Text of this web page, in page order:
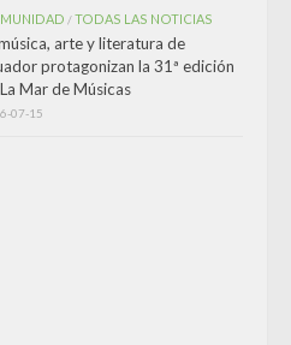
/TODAS LAS NOTICIAS
arte y literatura de
protagonizan la 31ª edición
Mar de Músicas
07-15